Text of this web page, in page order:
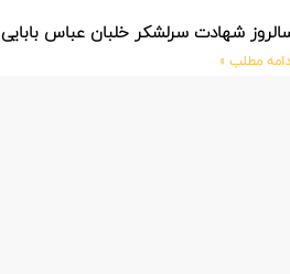
شهادت سرلشکر خلبان عباس بابایی
مطلب »